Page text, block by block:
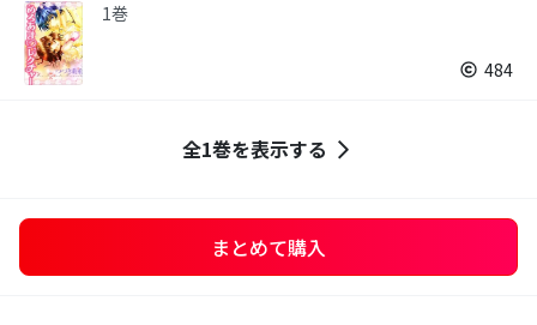
1巻
484
全1巻を表示する
まとめて購入